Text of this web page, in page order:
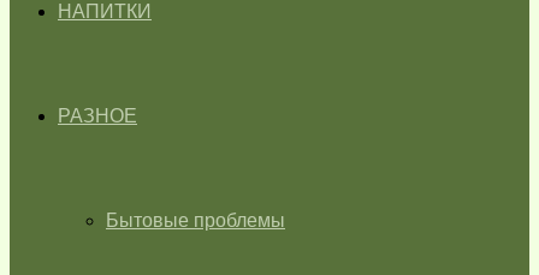
НАПИТКИ
РАЗНОЕ
Бытовые проблемы